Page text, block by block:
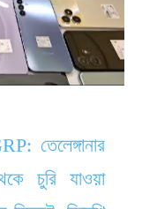
তেলেঙ্গানার
চুরি যাওয়া